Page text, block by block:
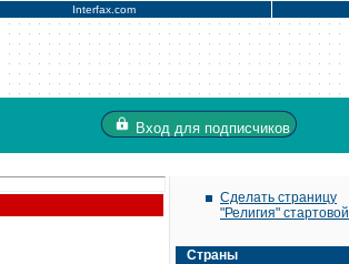
Interfax.com
Вход для подписчиков
Сделать страницу
"Религия" стартовой
Страны